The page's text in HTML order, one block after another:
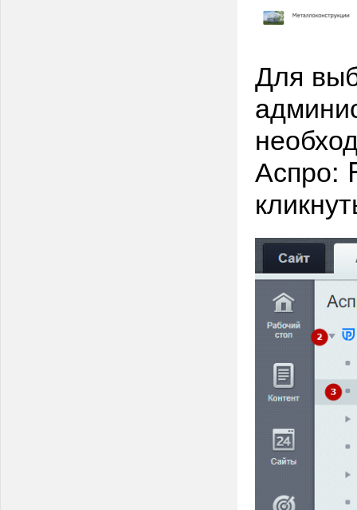
Для
Аспро: